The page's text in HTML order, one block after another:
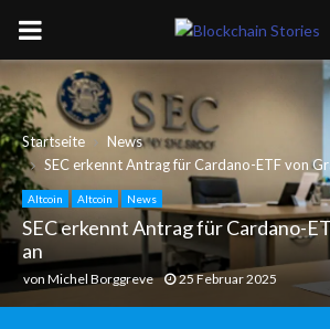
PRIMARY
MENU
Startseite
News
SEC erkennt Antrag für Cardano-ETF von
Altcoin Altcoin News
SEC erkennt Antrag für Cardano-
an
von Michel Borggreve 25 Februar 2025